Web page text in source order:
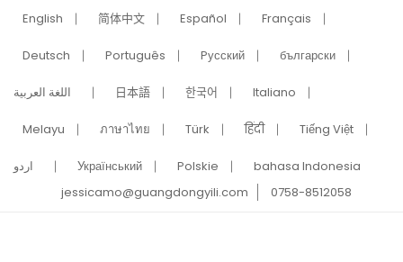
English 简体中文 Español Français
Deutsch Português Pусский български
اللغة العربية 日本語 한국어 Italiano
Melayu ภาษาไทย Türk हिंदी Tiếng Việt
اردو Український Polskie
bahasa Indonesia
jessicamo@guangdongyili.com
0758-8512058